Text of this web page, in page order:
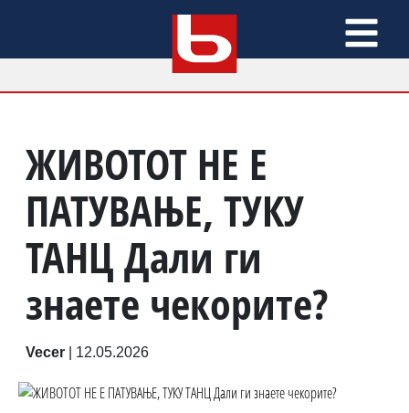
ЖИВОТОТ НЕ Е
ПАТУВАЊЕ, ТУКУ
ТАНЦ Дали ги
знаете чекорите?
Vecer 12.05.2026